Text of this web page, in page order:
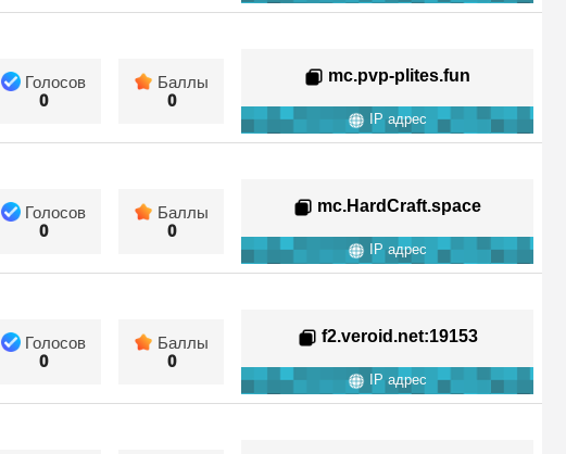
Голосов
0
Баллы
0
mc.pvp-plites.fun
IP адрес
Голосов
0
Баллы
0
mc.HardCraft.space
IP адрес
Голосов
0
Баллы
0
f2.veroid.net:19153
IP адрес